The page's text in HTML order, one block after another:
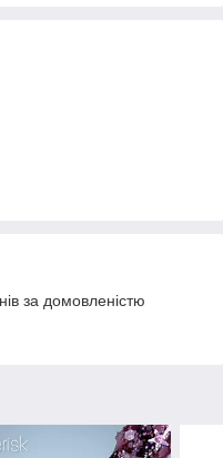
за домовленістю